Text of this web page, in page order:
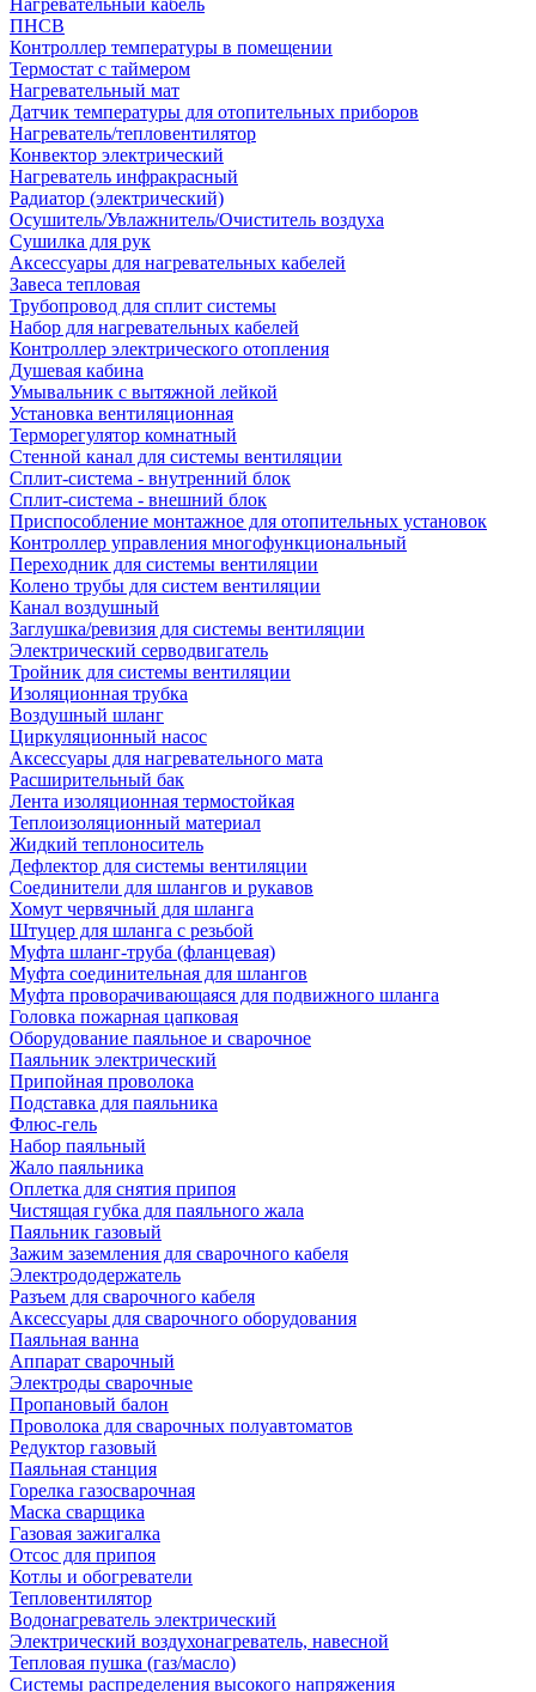
Нагревательный кабель
ПНСВ
Контроллер температуры в помещении
Термостат с таймером
Нагревательный мат
Датчик температуры для отопительных приборов
Нагреватель/тепловентилятор
Конвектор электрический
Нагреватель инфракрасный
Радиатор (электрический)
Осушитель/Увлажнитель/Очиститель воздуха
Сушилка для рук
Аксессуары для нагревательных кабелей
Завеса тепловая
Трубопровод для сплит системы
Набор для нагревательных кабелей
Контроллер электрического отопления
Душевая кабина
Умывальник с вытяжной лейкой
Установка вентиляционная
Терморегулятор комнатный
Стенной канал для системы вентиляции
Сплит-система - внутренний блок
Сплит-система - внешний блок
Приспособление монтажное для отопительных установок
Контроллер управления многофункциональный
Переходник для системы вентиляции
Колено трубы для систем вентиляции
Канал воздушный
Заглушка/ревизия для системы вентиляции
Электрический серводвигатель
Тройник для системы вентиляции
Изоляционная трубка
Воздушный шланг
Циркуляционный насос
Аксессуары для нагревательного мата
Расширительный бак
Лента изоляционная термостойкая
Теплоизоляционный материал
Жидкий теплоноситель
Дефлектор для системы вентиляции
Соединители для шлангов и рукавов
Хомут червячный для шланга
Штуцер для шланга с резьбой
Муфта шланг-труба (фланцевая)
Муфта соединительная для шлангов
Муфта проворачивающаяся для подвижного шланга
Головка пожарная цапковая
Оборудование паяльное и сварочное
Паяльник электрический
Припойная проволока
Подставка для паяльника
Флюс-гель
Набор паяльный
Жало паяльника
Оплетка для снятия припоя
Чистящая губка для паяльного жала
Паяльник газовый
Зажим заземления для сварочного кабеля
Электрододержатель
Разъем для сварочного кабеля
Аксессуары для сварочного оборудования
Паяльная ванна
Аппарат сварочный
Электроды сварочные
Пропановый балон
Проволока для сварочных полуавтоматов
Редуктор газовый
Паяльная станция
Горелка газосварочная
Маска сварщика
Газовая зажигалка
Отсос для припоя
Котлы и обогреватели
Тепловентилятор
Водонагреватель электрический
Электрический воздухонагреватель, навесной
Тепловая пушка (газ/масло)
Системы распределения высокого напряжения